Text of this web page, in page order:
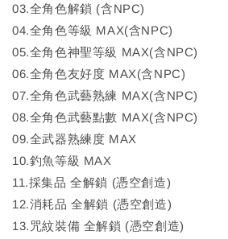
03.全角色解鎖 (含NPC)
04.全角色等級 MAX(含NPC)
05.全角色神聖等級 MAX(含NPC)
06.全角色友好度 MAX(含NPC)
07.全角色武藝熟練 MAX(含NPC)
08.全角色武藝點數 MAX(含NPC)
09.全武器熟練度 MAX
10.釣魚等級 MAX
11.採集品 全解鎖 (憑空創造)
12.消耗品 全解鎖 (憑空創造)
13.咒紋裝備 全解鎖 (憑空創造)